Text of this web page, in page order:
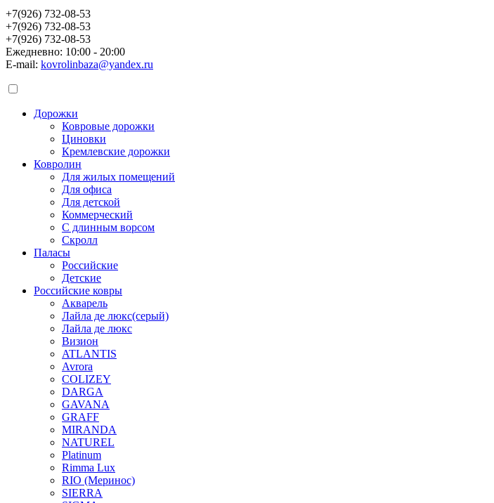
+7(926) 732-08-53
+7(926) 732-08-53
+7(926) 732-08-53
Ежедневно: 10:00 - 20:00
E-mail: kovrolinbaza@yandex.ru
Дорожки
Ковровые дорожки
Циновки
Кремлевские дорожки
Ковролин
Для жилых помещений
Для офиса
Для детской
Коммерческий
С длинным ворсом
Скролл
Паласы
Российские
Детские
Российские ковры
Акварель
Лайла де люкс(серый)
Лайла де люкс
Визион
ATLANTIS
Avrora
COLIZEY
DARGA
GAVANA
GRAFF
MIRANDA
NATUREL
Platinum
Rimma Lux
RIO (Меринос)
SIERRA